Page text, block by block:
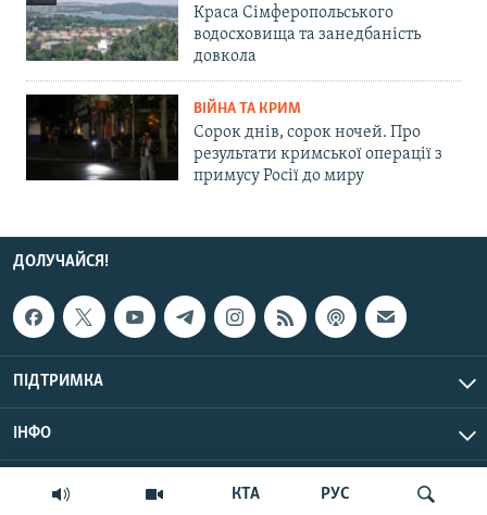
КТА РУС
Краса Сімферопольського
водосховища та занедбаність
довкола
ВІЙНА ТА КРИМ
Сорок днів, сорок ночей. Про
результати кримської операції з
примусу Росії до миру
ДОЛУЧАЙСЯ!
ПІДТРИМКА
ІНФО
© Крим.Реалії, 2026 | Усі права застережено.